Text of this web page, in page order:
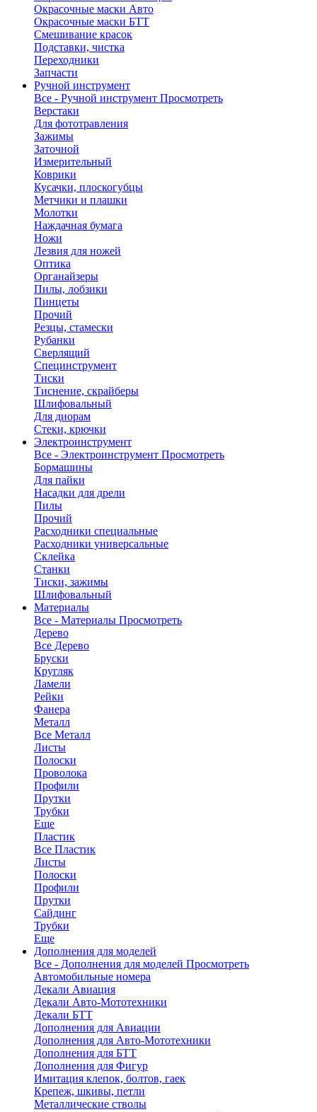
Окрасочные маски Авто
Окрасочные маски БТТ
Смешивание красок
Подставки, чистка
Переходники
Запчасти
Ручной инструмент
Все - Ручной инструмент Просмотреть
Верстаки
Для фототравления
Зажимы
Заточной
Измерительный
Коврики
Кусачки, плоскогубцы
Метчики и плашки
Молотки
Наждачная бумага
Ножи
Лезвия для ножей
Оптика
Органайзеры
Пилы, лобзики
Пинцеты
Прочий
Резцы, стамески
Рубанки
Сверлящий
Специнструмент
Тиски
Тиснение, скрайберы
Шлифовальный
Для диорам
Стеки, крючки
Электроинструмент
Все - Электроинструмент Просмотреть
Бормашины
Для пайки
Насадки для дрели
Пилы
Прочий
Расходники специальные
Расходники универсальные
Склейка
Станки
Тиски, зажимы
Шлифовальный
Материалы
Все - Материалы Просмотреть
Дерево
Все Дерево
Бруски
Кругляк
Ламели
Рейки
Фанера
Металл
Все Металл
Листы
Полоски
Проволока
Профили
Прутки
Трубки
Еще
Пластик
Все Пластик
Листы
Полоски
Профили
Прутки
Сайдинг
Трубки
Еще
Дополнения для моделей
Все - Дополнения для моделей Просмотреть
Автомобильные номера
Декали Авиация
Декали Авто-Мототехники
Декали БТТ
Дополнения для Авиации
Дополнения для Авто-Мототехники
Дополнения для БТТ
Дополнения для Фигур
Имитация клепок, болтов, гаек
Крепеж, шкивы, петли
Металлические стволы